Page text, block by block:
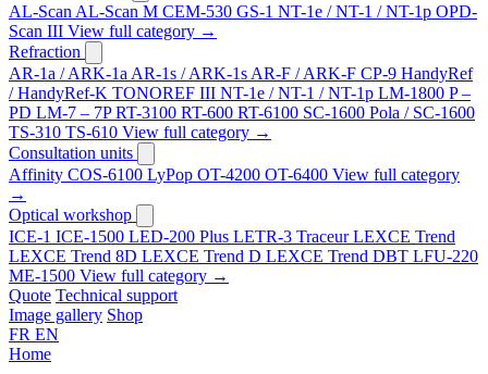
AL-Scan AL-Scan M CEM-530 GS-1 NT-1e / NT-1 / NT-1p OPD-
Scan III View full category →
Refraction
AR-1a / ARK-1a AR-1s / ARK-1s AR-F / ARK-F CP-9 HandyRef
/ HandyRef-K TONOREF III NT-1e / NT-1 / NT-1p LM-1800 P –
PD LM-7 – 7PRT-3100 RT-600 RT-6100 SC-1600 Pola / SC-1600
TS-310 TS-610 View full category →
Consultation units
Affinity COS-6100 LyPop OT-4200 OT-6400 View full category
→
Optical workshop
ICE-1 ICE-1500 LED-200 Plus LETR-3 Traceur LEXCE Trend
LEXCE Trend 8D LEXCE Trend D LEXCE Trend DBT LFU-220
ME-1500 View full category →
Quote Technical support
Image gallery Shop
FR EN
Home